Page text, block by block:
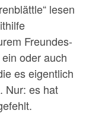
lesen
Freundes-
oder auch
es eigentlich
Nur: es hat